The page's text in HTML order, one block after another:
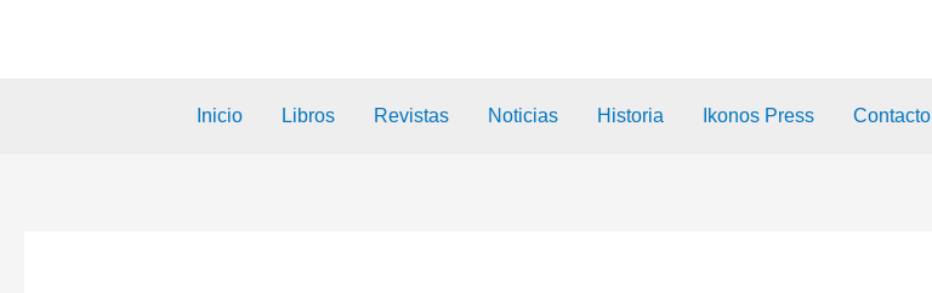
Inicio Libros Revistas Noticias Historia Ikonos Press Contacto